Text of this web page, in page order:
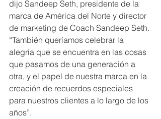
dijo Sandeep Seth, presidente de la
marca de América del Norte y director
de marketing de Coach Sandeep Seth.
“También queríamos celebrar la
alegría que se encuentra en las cosas
que pasamos de una generación a
otra, y el papel de nuestra marca en la
creación de recuerdos especiales
para nuestros clientes a lo largo de los
años”.